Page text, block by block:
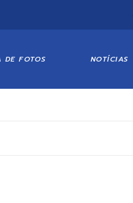
DE FOTOS NOTÍCIAS